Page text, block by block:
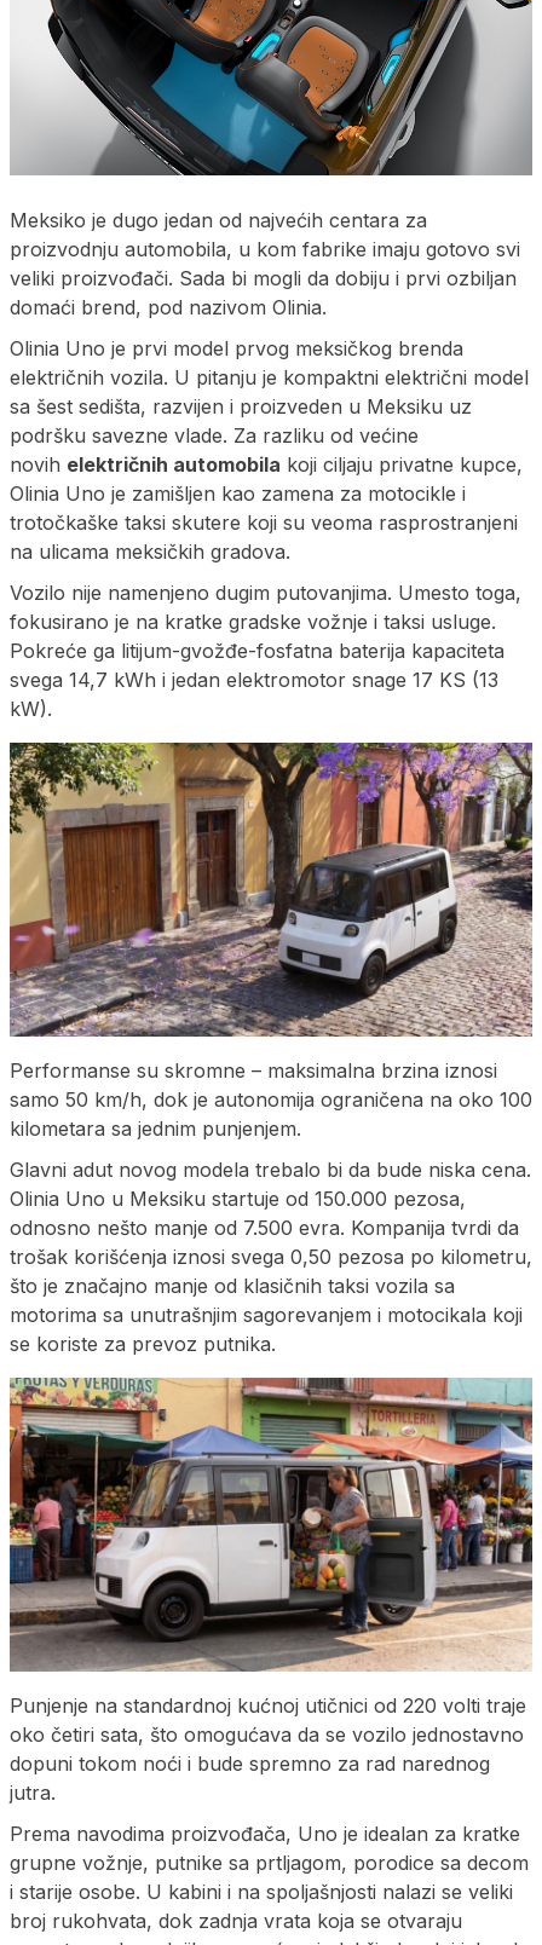
Meksiko je dugo jedan od najvećih centara za
proizvodnju automobila, u kom fabrike imaju gotovo svi
veliki proizvođači. Sada bi mogli da dobiju i prvi ozbiljan
domaći brend, pod nazivom Olinia.
Olinia Uno je prvi model prvog meksičkog brenda
električnih vozila. U pitanju je kompaktni električni model
sa šest sedišta, razvijen i proizveden u Meksiku uz
podršku savezne vlade. Za razliku od većine
novih električnih automobila koji ciljaju privatne kupce,
Olinia Uno je zamišljen kao zamena za motocikle i
trotočkaške taksi skutere koji su veoma rasprostranjeni
na ulicama meksičkih gradova.
Vozilo nije namenjeno dugim putovanjima. Umesto toga,
fokusirano je na kratke gradske vožnje i taksi usluge.
Pokreće ga litijum-gvožđe-fosfatna baterija kapaciteta
svega 14,7 kWh i jedan elektromotor snage 17 KS (13
kW).
Performanse su skromne – maksimalna brzina iznosi
samo 50 km/h, dok je autonomija ograničena na oko 100
kilometara sa jednim punjenjem.
Glavni adut novog modela trebalo bi da bude niska cena.
Olinia Uno u Meksiku startuje od 150.000 pezosa,
odnosno nešto manje od 7.500 evra. Kompanija tvrdi da
trošak korišćenja iznosi svega 0,50 pezosa po kilometru,
što je značajno manje od klasičnih taksi vozila sa
motorima sa unutrašnjim sagorevanjem i motocikala koji
se koriste za prevoz putnika.
Punjenje na standardnoj kućnoj utičnici od 220 volti traje
oko četiri sata, što omogućava da se vozilo jednostavno
dopuni tokom noći i bude spremno za rad narednog
jutra.
Prema navodima proizvođača, Uno je idealan za kratke
grupne vožnje, putnike sa prtljagom, porodice sa decom
i starije osobe. U kabini i na spoljašnjosti nalazi se veliki
broj rukohvata, dok zadnja vrata koja se otvaraju